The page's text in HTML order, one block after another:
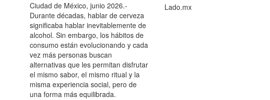
Ciudad de México, junio 2026.-
Durante décadas, hablar de cerveza
significaba hablar inevitablemente de
alcohol. Sin embargo, los hábitos de
consumo están evolucionando y cada
vez más personas buscan
alternativas que les permitan disfrutar
el mismo sabor, el mismo ritual y la
misma experiencia social, pero de
una forma más equilibrada.
Lado.mx